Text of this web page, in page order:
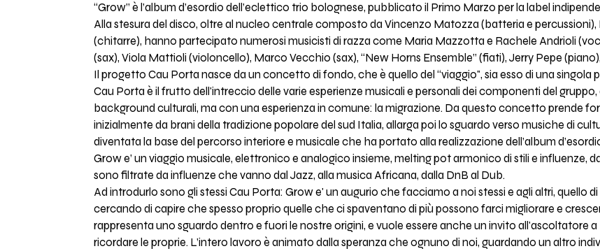
“Grow” è l’album d’esordio dell’eclettico trio bolognese, pubblicato il Primo Marzo per la label
Alla stesura del disco, oltre al nucleo centrale composto da Vincenzo Matozza (batteria e
(chitarre), hanno partecipato numerosi musicisti di razza come Maria Mazzotta e Rachele Andrioli
(sax), Viola Mattioli (violoncello), Marco Vecchio (sax), “New Horns Ensemble” (fiati), Jerry Pepe
Il progetto Cau Porta nasce da un concetto di fondo, che è quello del “viaggio", sia esso di una singola
Cau Porta è il frutto dell'intreccio delle varie esperienze musicali e personali dei componenti del
background culturali, ma con una esperienza in comune: la migrazione. Da questo concetto prende
inizialmente da brani della tradizione popolare del sud Italia, allarga poi lo sguardo verso musiche di
diventata la base del percorso interiore e musicale che ha portato alla realizzazione dell’album
Grow e’ un viaggio musicale, elettronico e analogico insieme, melting pot armonico di stili e influenze,
sono filtrate da influenze che vanno dal Jazz, alla musica Africana, dalla DnB al Dub.
Ad introdurlo sono gli stessi Cau Porta: Grow e' un augurio che facciamo a noi stessi e agli altri, quello
cercando di capire che spesso proprio quelle che ci spaventano di più possono farci migliorare e
rappresenta uno sguardo dentro e fuori le nostre origini, e vuole essere anche un invito all'ascoltatore a
ricordare le proprie. L’intero lavoro è animato dalla speranza che ognuno di noi, guardando un altro